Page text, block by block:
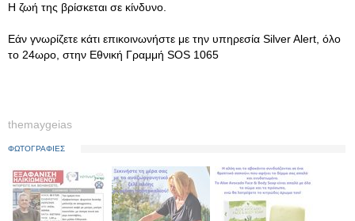
Η ζωή της βρίσκεται σε κίνδυνο.
Εάν γνωρίζετε κάτι επικοινωνήστε με την υπηρεσία Silver Alert, όλο
το 24ωρο, στην Εθνική Γραμμή SOS 1065
themaygeias
ΦΩΤΟΓΡΑΦΙΕΣ